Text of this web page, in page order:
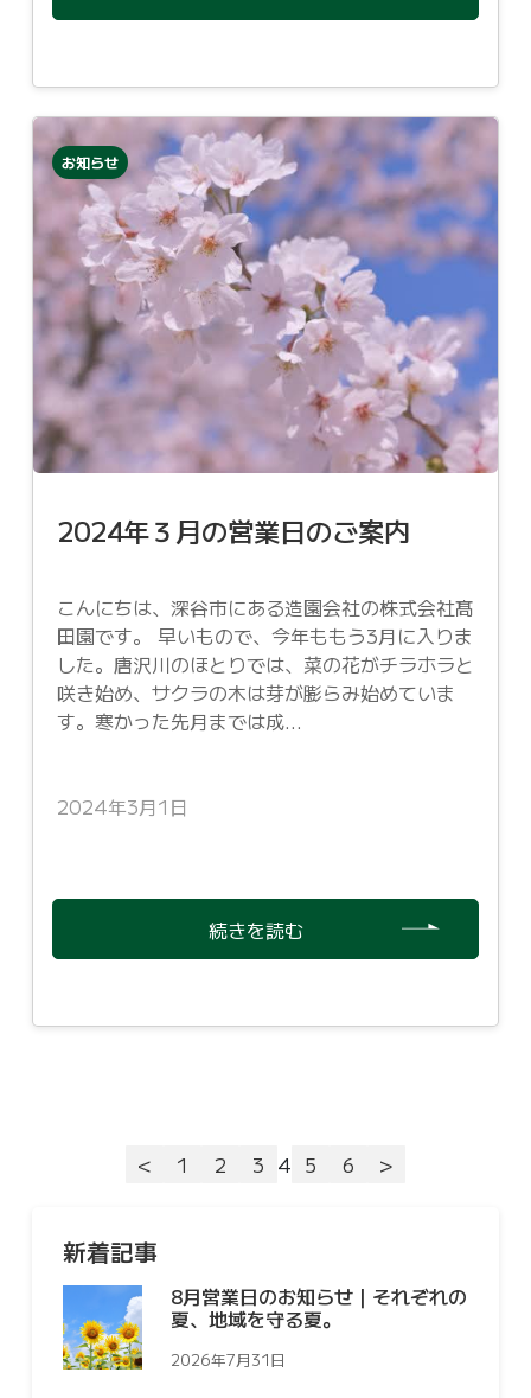
お知らせ
2024年３月の営業日のご案内
こんにちは、深谷市にある造園会社の株式会社髙
田園です。 早いもので、今年ももう3月に入りま
した。唐沢川のほとりでは、菜の花がチラホラと
咲き始め、サクラの木は芽が膨らみ始めていま
す。寒かった先月までは成...
2024年3月1日
続きを読む
< 1 2 3 4 5 6 >
新着記事
8月営業日のお知らせ｜それぞれの
夏、地域を守る夏。
2026年7月31日